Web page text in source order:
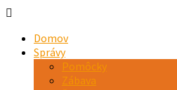
Domov
Správy
Pomôcky
Zábava